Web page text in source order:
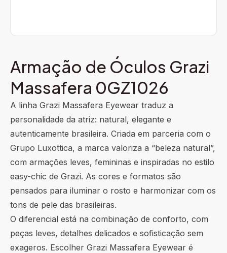
Armação de Óculos Grazi
Massafera 0GZ1026
A linha Grazi Massafera Eyewear traduz a
personalidade da atriz: natural, elegante e
autenticamente brasileira. Criada em parceria com o
Grupo Luxottica, a marca valoriza a “beleza natural”,
com armações leves, femininas e inspiradas no estilo
easy-chic de Grazi. As cores e formatos são
pensados para iluminar o rosto e harmonizar com os
tons de pele das brasileiras.
O diferencial está na combinação de conforto, com
peças leves, detalhes delicados e sofisticação sem
exageros. Escolher Grazi Massafera Eyewear é